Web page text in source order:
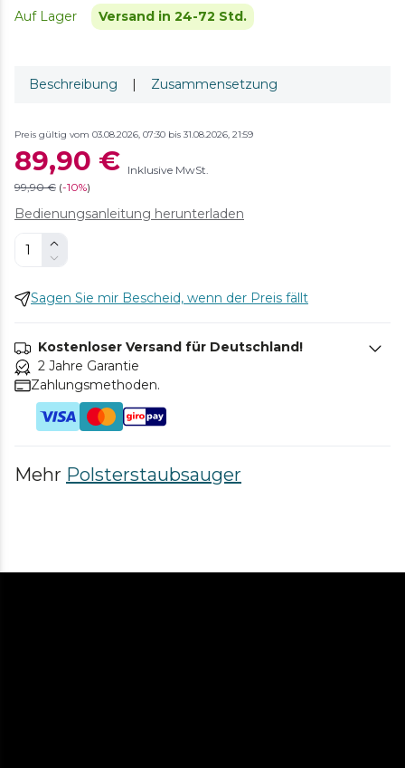
Auf Lager Versand in 24-72 Std.
Beschreibung | Zusammensetzung
Preis gültig vom 03.08.2026, 07:30 bis 31.08.2026, 21:59
89,90 € Inklusive MwSt.
99,90 € (-10%)
Bedienungsanleitung herunterladen
Sagen Sie mir Bescheid, wenn der Preis fällt
Kostenloser Versand für Deutschland!
2 Jahre Garantie
Zahlungsmethoden.
Mehr Polsterstaubsauger